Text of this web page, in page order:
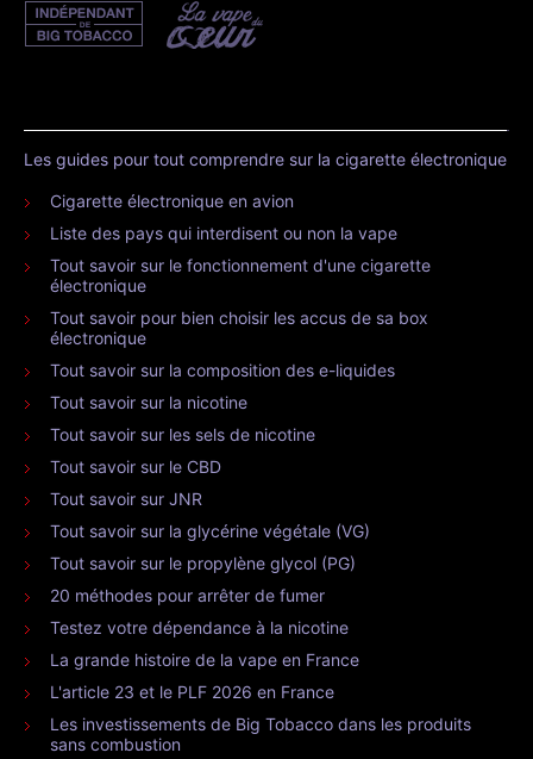
Les guides pour tout comprendre sur la cigarette électronique
Cigarette électronique en avion
Liste des pays qui interdisent ou non la vape
Tout savoir sur le fonctionnement d'une cigarette
électronique
Tout savoir pour bien choisir les accus de sa box
électronique
Tout savoir sur la composition des e-liquides
Tout savoir sur la nicotine
Tout savoir sur les sels de nicotine
Tout savoir sur le CBD
Tout savoir sur JNR
Tout savoir sur la glycérine végétale (VG)
Tout savoir sur le propylène glycol (PG)
20 méthodes pour arrêter de fumer
Testez votre dépendance à la nicotine
La grande histoire de la vape en France
L'article 23 et le PLF 2026 en France
Les investissements de Big Tobacco dans les produits
sans combustion